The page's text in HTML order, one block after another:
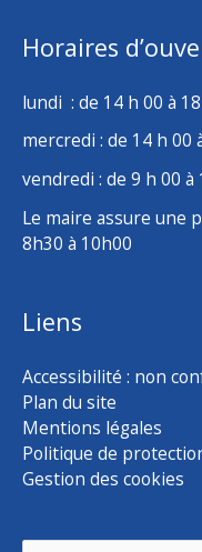
Horaires
lundi : de 14 h 00 à
mercredi : de 14 h 00
vendredi : de 9 h 00 à
Le maire assure une
8h30 à 10h00
Liens
Accessibilité : non
Plan du site
Mentions légales
Politique de
Gestion des cookies